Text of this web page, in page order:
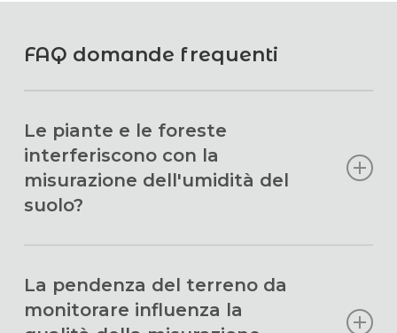
FAQ domande frequenti
Le piante e le foreste
interferiscono con la
misurazione dell'umidità del
suolo?
particolare la biomassa, interagiscono con le
molecole d’acqua che contengono, perdendo
La pendenza del terreno da
monitorare influenza la